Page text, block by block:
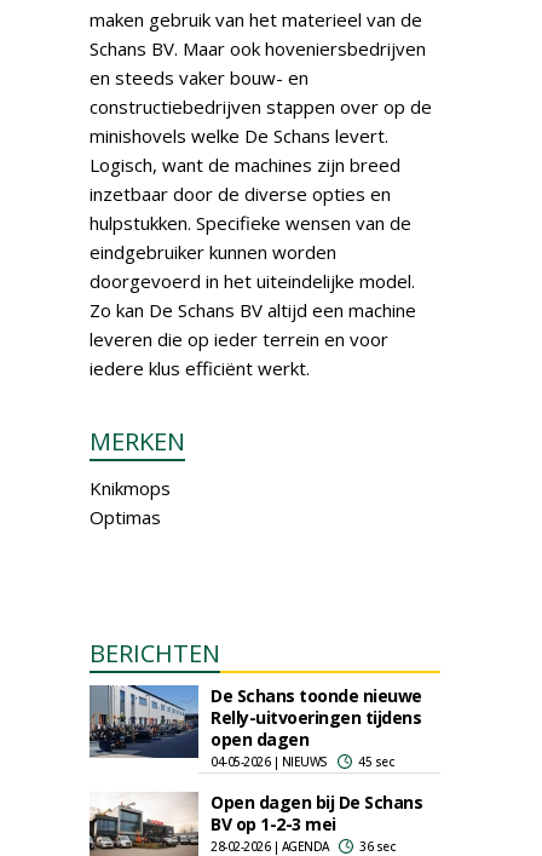
maken gebruik van het materieel van de
Schans BV. Maar ook hoveniersbedrijven
en steeds vaker bouw- en
constructiebedrijven stappen over op de
minishovels welke De Schans levert.
Logisch, want de machines zijn breed
inzetbaar door de diverse opties en
hulpstukken. Specifieke wensen van de
eindgebruiker kunnen worden
doorgevoerd in het uiteindelijke model.
Zo kan De Schans BV altijd een machine
leveren die op ieder terrein en voor
iedere klus efficiënt werkt.
MERKEN
Knikmops
Optimas
BERICHTEN
De Schans toonde nieuwe
Relly-uitvoeringen tijdens
open dagen
04-05-2026 | NIEUWS 45 sec
Open dagen bij De Schans
BV op 1-2-3 mei
28-02-2026 | AGENDA 36 sec